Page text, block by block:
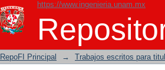
https://www.ingenieria.unam.mx
Buscar
RepoFI Principal → Trabajos escritos para